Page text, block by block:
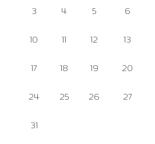
3 4 5 6
10 11 12 13
17 18 19 20
24 25 26 27
31